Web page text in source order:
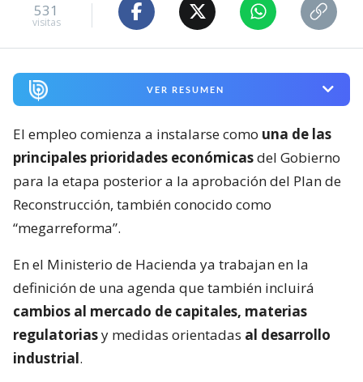
531
visitas
VER RESUMEN
El empleo comienza a instalarse como una de las
principales prioridades económicasdel Gobierno
para la etapa posterior a la aprobación del Plan de
Reconstrucción, también conocido como
“megarreforma”.
En el Ministerio de Hacienda ya trabajan en la
definición de una agenda que también incluirá
cambios al mercado de capitales, materias
regulatoriasy medidas orientadas al desarrollo
industrial.